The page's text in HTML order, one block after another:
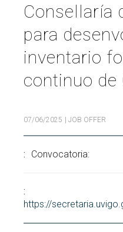
Science and society
Communication
Consellaría
para
inventario
continuo de
07/06/2025 | JOB OFFER
Convocatoria:
https://